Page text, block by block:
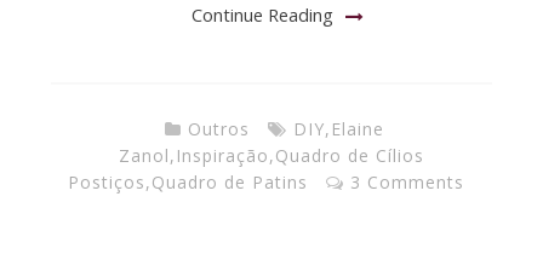
Continue Reading
Outros DIY, Elaine
Zanol, Inspiração,Quadro de Cílios
Postiços,Quadro de Patins 3 Comments